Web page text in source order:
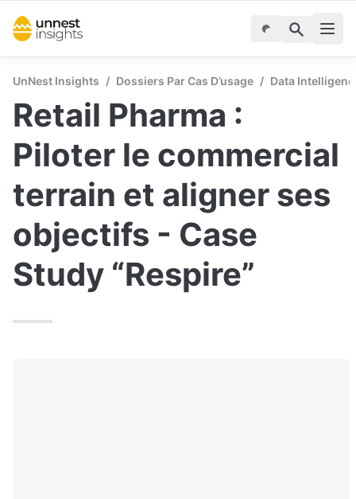
UnNest Insights / Dossiers Par Cas D’usage / Data
Retail Pharma :
Piloter le commercial
terrain et aligner ses
objectifs - Case
Study “Respire”